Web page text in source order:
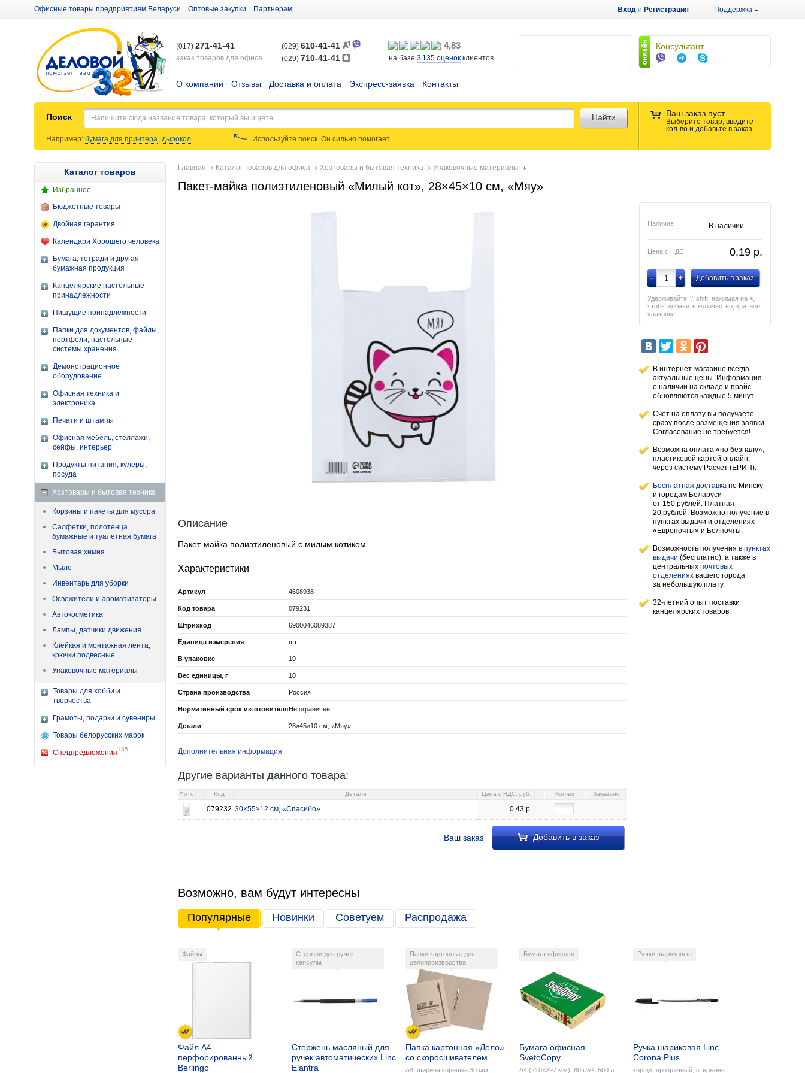
Вход и Регистрация Поддержка
Офисные товары предприятиям Беларуси Оптовые закупки Партнерам
Консультант
(017) 271-41-41
заказ товаров для офиса
(029) 610-41-41
(029) 710-41-41
4,83
на базе 3 135 оценок клиентов
О компании Отзывы Доставка и оплата Экспресс-заявка Контакты
Поиск Ваш заказ пуст
Выберите товар, введите
кол-во и добавьте в заказ
Найти
Например: бумага для принтера, дырокол Используйте поиск. Он сильнопомогает
Каталог товаров
Избранное
Бюджетные товары
Двойная гарантия
Календари Хорошего человека
Бумага, тетради и другая
бумажная продукция
Канцелярские настольные
принадлежности
Пишущие принадлежности
Папки для документов, файлы,
портфели, настольные
системы хранения
Демонстрационное
оборудование
Офисная техника и
электроника
Печати и штампы
Офисная мебель, стеллажи,
сейфы, интерьер
Продукты питания, кулеры,
посуда
Хозтовары и бытовая техника
Корзины и пакеты для мусора
Салфетки, полотенца
бумажные и туалетная бумага
Бытовая химия
Мыло
Инвентарь для уборки
Освежители и ароматизаторы
Автокосметика
Лампы, датчики движения
Клейкая и монтажная лента,
крючки подвесные
Упаковочные материалы
Товары для хобби и
творчества
Грамоты, подарки и сувениры
Товары белорусских марок
Спецпредложения185
Главная Каталог товаров для офиса Хозтовары и бытовая техника Упаковочные материалы
Пакет-майка полиэтиленовый «Милый кот», 28×45×10 см, «Мяу»
Наличие В наличии
Цена с НДС 0,19 p.
- + Добавить в заказ
Удерживайте ⇧ shift, нажимая на +,
чтобы добавить количество, кратное
упаковке
В интернет-магазине всегда
актуальные цены. Информация
о наличии на складе и прайс
обновляются каждые 5 минут.
Счет на оплату вы получаете
сразу после размещения заявки.
Согласование не требуется!
Возможна оплата «по безналу»,
пластиковой картой онлайн,
через систему Расчет (ЕРИП).
Бесплатная доставка по Минску
и городам Беларуси
от 150 рублей. Платная —
20 рублей. Возможно получение в
пунктах выдачи и отделениях
«Европочты» и Белпочты.
Возможность получения в пунктах
выдачи (бесплатно), а также в
центральных почтовых
отделениях вашего города
за небольшую плату.
32-летний опыт поставки
канцелярских товаров.
Описание
Пакет-майка полиэтиленовый с милым котиком.
Характеристики
Артикул 4608938
Код товара 079231
Штрихкод 6900046089387
Единица измерения шт.
В упаковке 10
Вес единицы, г 10
Страна производства Россия
Нормативный срок изготовителяНе ограничен
Детали 28×45×10 см, «Мяу»
Дополнительная информация
Другие варианты данного товара:
Фото Код Детали Цена c НДС, руб. Кол-во Заказано
079232 30×55×12 см, «Спасибо» 0,43 р.
Ваш заказ Добавить в заказ
Возможно, вам будут интересны
Популярные Новинки Советуем Распродажа
Файлы
Файл А4
перфорированный
Berlingo
Стержни для ручек,
капсулы
Стержень масляный для
ручек автоматических Linc
Elantra
Папки картонные для
делопроизводства
Папка картонная «Дело»
со скоросшивателем
А4, ширина корешка 30 мм,
Бумага офисная
Бумага офисная
SvetoCopy
А4 (210×297 мм), 80 г/м², 500 л.
Ручки шариковые
Ручка шариковая Linc
Corona Plus
корпус прозрачный, стержень